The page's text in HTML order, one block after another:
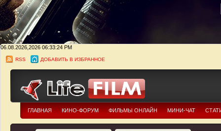
06.08.2026,2026 06:33:25 PM
RSS ДОБАВИТЬ В ИЗБРАННОЕ
ГЛАВНАЯ КИНО-ФОРУМ ФИЛЬМЫ ОНЛАЙН МИНИ-ЧАТ